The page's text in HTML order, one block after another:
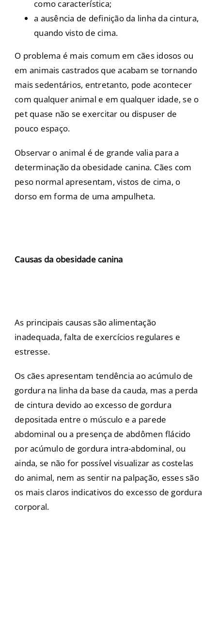
como característica;
a ausência de definição da linha da cintura,
quando visto de cima.
O problema é mais comum em cães idosos ou
em animais castrados que acabam se tornando
mais sedentários, entretanto, pode acontecer
com qualquer animal e em qualquer idade, se o
pet quase não se exercitar ou dispuser de
pouco espaço.
Observar o animal é de grande valia para a
determinação da obesidade canina. Cães com
peso normal apresentam, vistos de cima, o
dorso em forma de uma ampulheta.
Causas da obesidade canina
As principais causas são alimentação
inadequada, falta de exercícios regulares e
estresse.
Os cães apresentam tendência ao acúmulo de
gordura na linha da base da cauda, mas a perda
de cintura devido ao excesso de gordura
depositada entre o músculo e a parede
abdominal ou a presença de abdômen flácido
por acúmulo de gordura intra-abdominal, ou
ainda, se não for possível visualizar as costelas
do animal, nem as sentir na palpação, esses são
os mais claros indicativos do excesso de gordura
corporal.